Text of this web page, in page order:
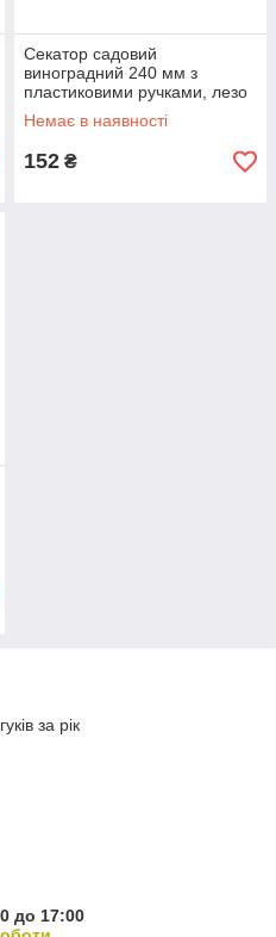
Секатор садовий
виноградний 240 мм з
пластиковими ручками, лезо
НЕРЖ MASTER TOOL 14-
6115
Немає в наявності
152 ₴
за рік
до 17:00